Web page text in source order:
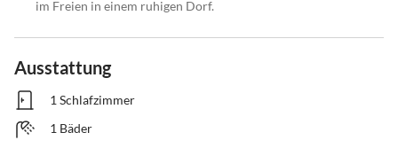
im Freien in einem ruhigen Dorf.
Ausstattung
1 Schlafzimmer
1 Bäder